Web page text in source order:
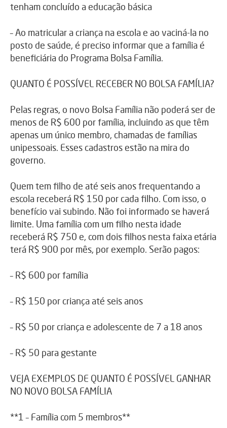
tenham concluído a educação básica
– Ao matricular a criança na escola e ao vaciná-la no
posto de saúde, é preciso informar que a família é
beneficiária do Programa Bolsa Família.
QUANTO É POSSÍVEL RECEBER NO BOLSA FAMÍLIA?
Pelas regras, o novo Bolsa Família não poderá ser de
menos de R$ 600 por família, incluindo as que têm
apenas um único membro, chamadas de famílias
unipessoais. Esses cadastros estão na mira do
governo.
Quem tem filho de até seis anos frequentando a
escola receberá R$ 150 por cada filho. Com isso, o
benefício vai subindo. Não foi informado se haverá
limite. Uma família com um filho nesta idade
receberá R$ 750 e, com dois filhos nesta faixa etária
terá R$ 900 por mês, por exemplo. Serão pagos:
– R$ 600 por família
– R$ 150 por criança até seis anos
– R$ 50 por criança e adolescente de 7 a 18 anos
– R$ 50 para gestante
VEJA EXEMPLOS DE QUANTO É POSSÍVEL GANHAR
NO NOVO BOLSA FAMÍLIA
**1 – Família com 5 membros**